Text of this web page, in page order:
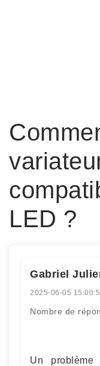
LED ?
Gabriel
2025-06-05
Nombre de
Un